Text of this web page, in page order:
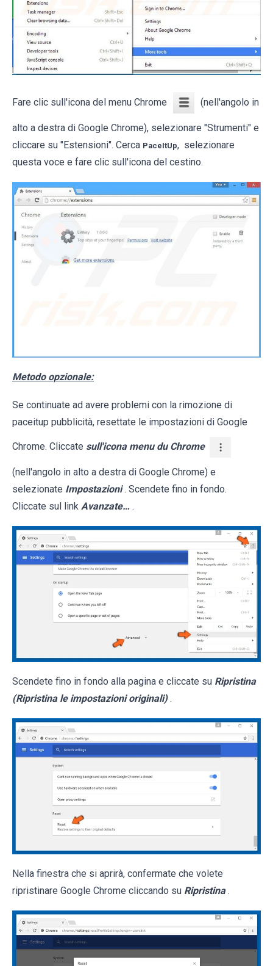
Fare clic sull'icona del menu Chrome (nell'angolo in
alto a destra di Google Chrome), selezionare "Strumenti" e
cliccare su "Estensioni". Cerca PaceItUp, selezionare
questa voce e fare clic sull'icona del cestino.
Metodo opzionale:
Se continuate ad avere problemi con la rimozione di
paceitup pubblicità, resettate le impostazioni di Google
Chrome. Cliccate sull'icona menu du Chrome
(nell'angolo in alto a destra di Google Chrome) e
selezionate Impostazioni . Scendete fino in fondo.
Cliccate sul link Avanzate… .
Scendete fino in fondo alla pagina e cliccate su Ripristina
(Ripristina le impostazioni originali) .
Nella finestra che si aprirà, confermate che volete
ripristinare Google Chrome cliccando su Ripristina .